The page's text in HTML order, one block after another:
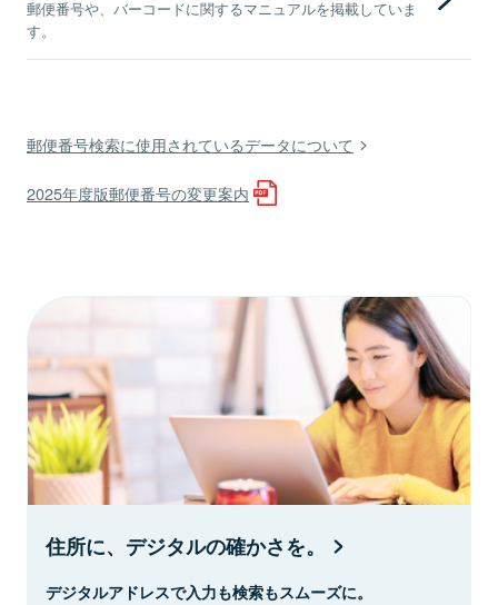
郵便番号や、バーコードに関するマニュアルを掲載していま
す。
郵便番号検索に使用されているデータについて
2025年度版郵便番号の変更案内
住所に、デジタルの確かさを。
デジタルアドレスで入力も検索もスムーズに。